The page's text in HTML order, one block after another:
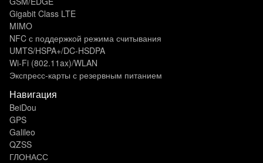
Gigabit Class LTE
MIMO
NFC с поддержкой режима считывания
UMTS/HSPA+/DC‑HSDPA
Wi-Fi (802.11​ax)/WLAN
Экспресс‑карты с резервным питанием
Навигация
BeiDou
GPS
Galileo
QZSS
ГЛОНАСС